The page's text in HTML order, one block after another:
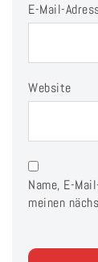
E-Mail-
Website
Name, E-
meinen